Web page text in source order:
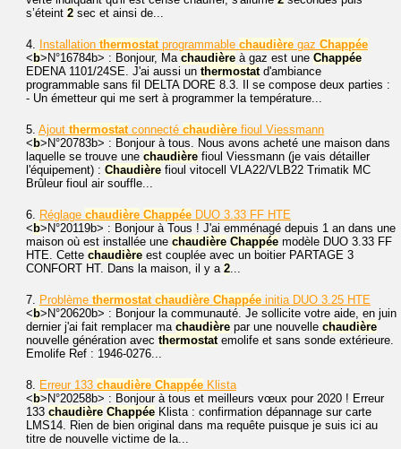
s’éteint 2 sec et ainsi de...
4. Installation thermostatprogrammable chaudière gaz Chappée
< b>N°16784b> : Bonjour, Ma chaudière à gaz est une Chappée
EDENA 1101/24SE. J'ai aussi un thermostatd'ambiance
programmable sans fil DELTA DORE 8.3. Il se compose deux parties :
- Un émetteur qui me sert à programmer la température...
5. Ajout thermostatconnecté chaudière fioul Viessmann
< b>N°20783b> : Bonjour à tous. Nous avons acheté une maison dans
laquelle se trouve une chaudière fioul Viessmann (je vais détailler
l'équipement) : Chaudière fioul vitocell VLA22/VLB22 Trimatik MC
Brûleur fioul air souffle...
6. Réglage chaudière Chappée DUO 3.33 FF HTE
< b>N°20119b> : Bonjour à Tous ! J'ai emménagé depuis 1 an dans une
maison où est installée une chaudière Chappée modèle DUO 3.33 FF
HTE. Cette chaudière est couplée avec un boitier PARTAGE 3
CONFORT HT. Dans la maison, il y a 2...
7. Problème thermostat chaudière Chappée initia DUO 3.25 HTE
< b>N°20620b> : Bonjour la communauté. Je sollicite votre aide, en juin
dernier j'ai fait remplacer ma chaudière par une nouvelle chaudière
nouvelle génération avec thermostatemolife et sans sonde extérieure.
Emolife Ref : 1946-0276...
8. Erreur 133 chaudière Chappée Klista
< b>N°20258b> : Bonjour à tous et meilleurs vœux pour 2020 ! Erreur
133 chaudière Chappée Klista : confirmation dépannage sur carte
LMS14. Rien de bien original dans ma requête puisque je suis ici au
titre de nouvelle victime de la...